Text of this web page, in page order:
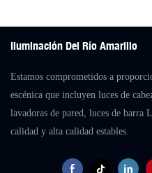
Iluminación Del Río Amarillo
Estamos comprometidos a
escénica que incluyen luces de
lavadoras de pared, luces de
calidad y alta calidad estables.